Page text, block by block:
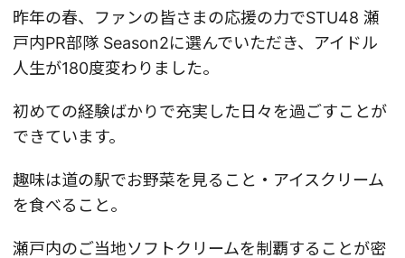
昨年の春、ファンの皆さまの応援の力でSTU48 瀬
戸内PR部隊 Season2に選んでいただき、アイドル
人生が180度変わりました。
初めての経験ばかりで充実した日々を過ごすことが
できています。
趣味は道の駅でお野菜を見ること・アイスクリーム
を食べること。
瀬戸内のご当地ソフトクリームを制覇することが密